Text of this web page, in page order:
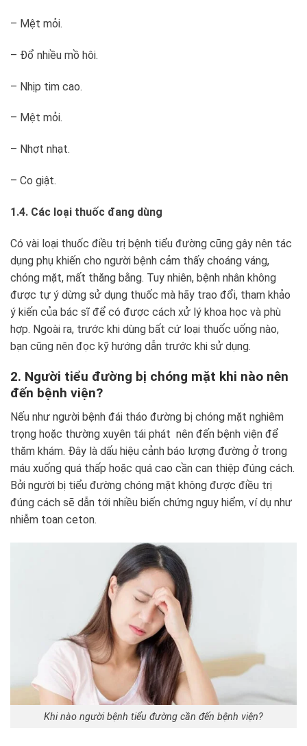
– Mệt mỏi.
– Đổ nhiều mồ hôi.
– Nhịp tim cao.
– Mệt mỏi.
– Nhợt nhạt.
– Co giật.
1.4. Các loại thuốc đang dùng
Có vài loại thuốc điều trị bệnh tiểu đường cũng gây nên tác
dụng phụ khiến cho người bệnh cảm thấy choáng váng,
chóng mặt, mất thăng bằng. Tuy nhiên, bệnh nhân không
được tự ý dừng sử dụng thuốc mà hãy trao đổi, tham khảo
ý kiến của bác sĩ để có được cách xử lý khoa học và phù
hợp. Ngoài ra, trước khi dùng bất cứ loại thuốc uống nào,
bạn cũng nên đọc kỹ hướng dẫn trước khi sử dụng.
2. Người tiểu đường bị chóng mặt khi nào nên
đến bệnh viện?
Nếu như người bệnh đái tháo đường bị chóng mặt nghiêm
trọng hoặc thường xuyên tái phát nên đến bệnh viện để
thăm khám. Đây là dấu hiệu cảnh báo lượng đường ở trong
máu xuống quá thấp hoặc quá cao cần can thiệp đúng cách.
Bởi người bị tiểu đường chóng mặt không được điều trị
đúng cách sẽ dẫn tới nhiều biến chứng nguy hiểm, ví dụ như
nhiễm toan ceton.
Khi nào người bệnh tiểu đường cần đến bệnh viện?